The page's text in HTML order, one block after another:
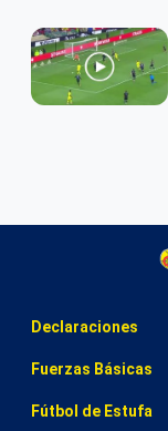
Declaraciones
Fuerzas Básicas
Fútbol de Estufa